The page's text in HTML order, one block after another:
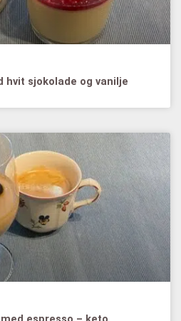
hvit sjokolade og vanilje